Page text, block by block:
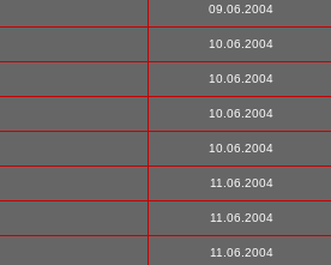
09.06.2004
10.06.2004
10.06.2004
10.06.2004
10.06.2004
11.06.2004
11.06.2004
11.06.2004